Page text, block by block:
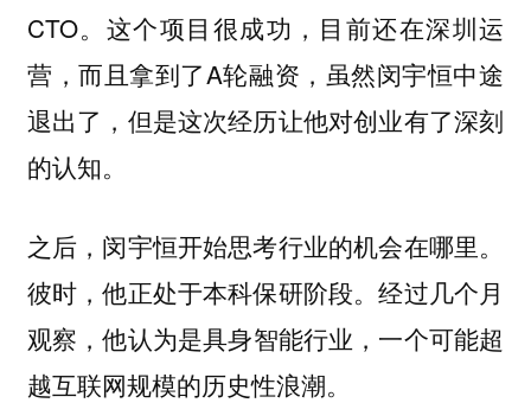
CTO。这个项目很成功，目前还在深圳运
营，而且拿到了A轮融资，虽然闵宇恒中途
退出了，但是这次经历让他对创业有了深刻
的认知。
之后，闵宇恒开始思考行业的机会在哪里。
彼时，他正处于本科保研阶段。经过几个月
观察，他认为是具身智能行业，一个可能超
越互联网规模的历史性浪潮。